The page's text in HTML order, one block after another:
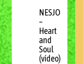
NESJO
–
Heart
and
Soul
(vídeo)